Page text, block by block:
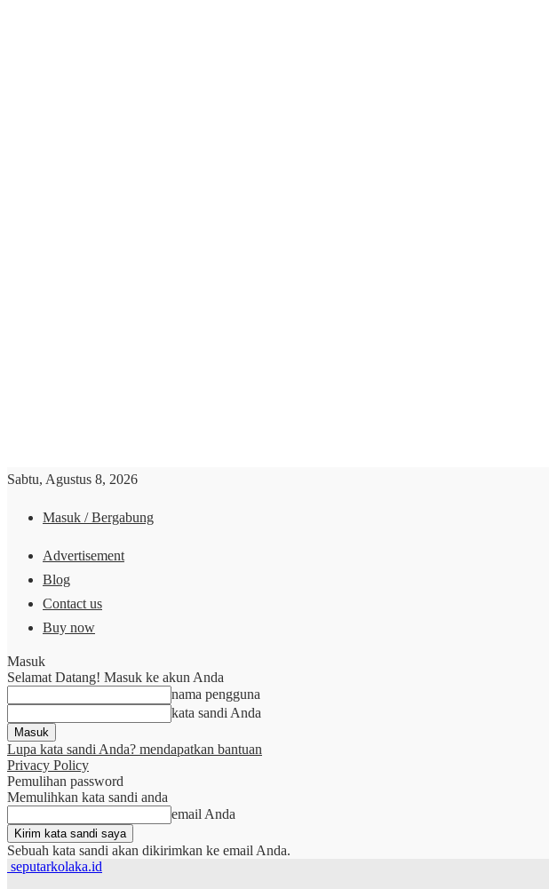
Sabtu, Agustus 8, 2026
Masuk / Bergabung
Advertisement
Blog
Contact us
Buy now
Masuk
Selamat Datang! Masuk ke akun Anda
nama pengguna
kata sandi Anda
Lupa kata sandi Anda? mendapatkan bantuan
Privacy Policy
Pemulihan password
Memulihkan kata sandi anda
email Anda
Sebuah kata sandi akan dikirimkan ke email Anda.
seputarkolaka.id